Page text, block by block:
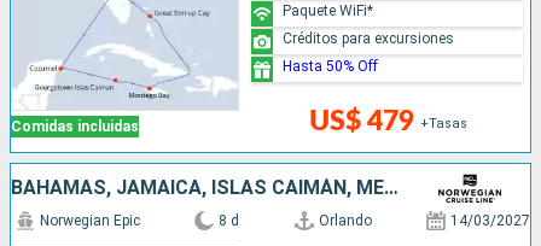
Comidas incluidas US$ 479 +Tasas
Paquete WiFi*
Créditos para excursiones
Hasta 50% Off
BAHAMAS, JAMAICA, ISLAS CAIMÁN, MÉXICO, ESTADOS UNIDOS
Norwegian Epic 8 d Orlando 14/03/2027